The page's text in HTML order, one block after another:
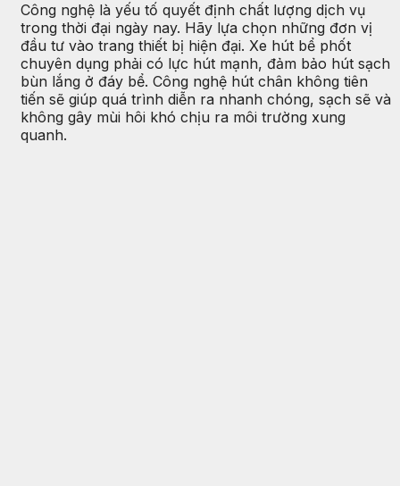
Công nghệ là yếu tố quyết định chất lượng dịch vụ
trong thời đại ngày nay. Hãy lựa chọn những đơn vị
đầu tư vào trang thiết bị hiện đại. Xe hút bể phốt
chuyên dụng phải có lực hút mạnh, đảm bảo hút sạch
bùn lắng ở đáy bể. Công nghệ hút chân không tiên
tiến sẽ giúp quá trình diễn ra nhanh chóng, sạch sẽ và
không gây mùi hôi khó chịu ra môi trường xung
quanh.